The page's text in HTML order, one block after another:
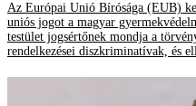
Az Európai Unió Bírósága (EUB)
uniós jogot a magyar
testület jogsértőnek mondja a
rendelkezései diszkriminatívak, és